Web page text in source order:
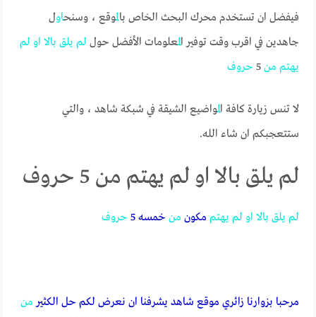
فيفضل ان تستخدم محرك البحث الخاص بالموقع ، وسنحاول
جاهدين في اقرب وقت توفير المعلومات الأفضل حول لم يلق بالا او لم
يهتم من 5 حروف
لا تنس زيارة كافة المواضيع الشيقة في شبكة شاهد ، والتي
ستتعجبكم ان شاء الله.
لم يلق بالا او لم يهتم من 5 حروف
لم يلق بالا او لم يهتم مكون من خمسه 5 حروف
مرحبا بزوارنا زائري موقع شاهد يشرفنا ان نعرض لكم حل الكثير من